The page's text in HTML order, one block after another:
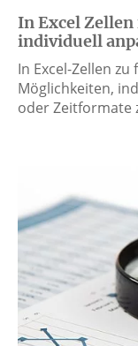
In Excel
individuell
In Excel-Zellen
Möglichkeiten,
oder Zeitformate